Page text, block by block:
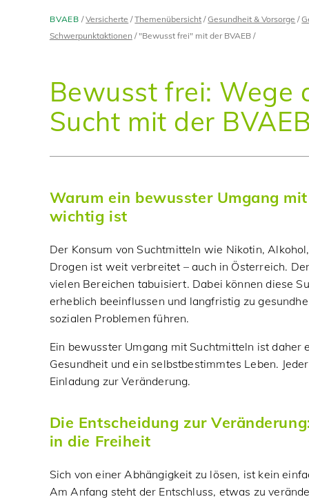
BVAEB Versicherte Themenübersicht Gesundheit & Vorsorge
Schwerpunktaktionen
"Bewusst frei" mit der BVAEB
Bewusst frei: Wege
Sucht mit der
Warum ein bewusster Umgang
wichtig ist
Der Konsum von Suchtmitteln wie Nikotin,
Drogen ist weit verbreitet – auch in Österreich.
vielen Bereichen tabuisiert. Dabei können diese
erheblich beeinflussen und langfristig zu
sozialen Problemen führen.
Ein bewusster Umgang mit Suchtmitteln ist daher
Gesundheit und ein selbstbestimmtes Leben.
Einladung zur Veränderung.
Die Entscheidung zur
in die Freiheit
Sich von einer Abhängigkeit zu lösen, ist kein
Am Anfang steht der Entschluss, etwas zu